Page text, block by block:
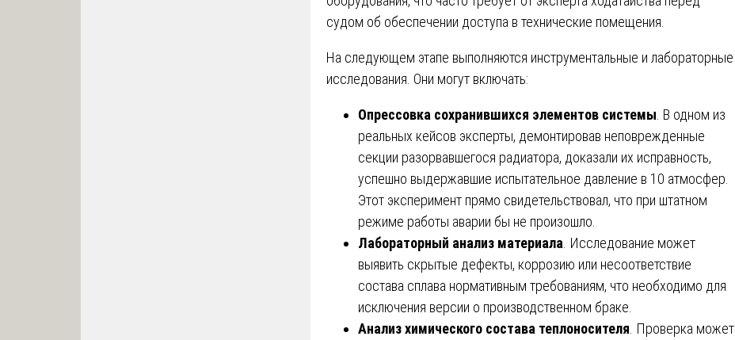
судом об обеспечении доступа в технические помещения.
На следующем этапе выполняются инструментальные и лабораторные
исследования. Они могут включать:
Опрессовка сохранившихся элементов системы . В одном из
реальных кейсов эксперты, демонтировав неповрежденные
секции разорвавшегося радиатора, доказали их исправность,
успешно выдержавшие испытательное давление в 10 атмосфер.
Этот эксперимент прямо свидетельствовал, что при штатном
режиме работы аварии бы не произошло.
Лабораторный анализ материала . Исследование может
выявить скрытые дефекты, коррозию или несоответствие
состава сплава нормативным требованиям, что необходимо для
исключения версии о производственном браке.
Анализ химического состава теплоносителя . Проверка может